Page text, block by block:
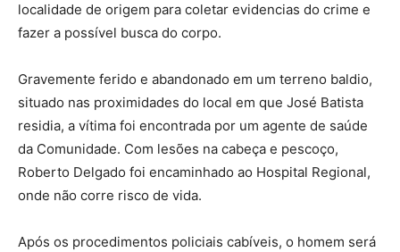
localidade de origem para coletar evidencias do crime e
fazer a possível busca do corpo.
Gravemente ferido e abandonado em um terreno baldio,
situado nas proximidades do local em que José Batista
residia, a vítima foi encontrada por um agente de saúde
da Comunidade. Com lesões na cabeça e pescoço,
Roberto Delgado foi encaminhado ao Hospital Regional,
onde não corre risco de vida.
Após os procedimentos policiais cabíveis, o homem será